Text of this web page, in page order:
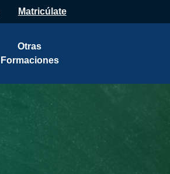
Matricúlate
Otras
Formaciones